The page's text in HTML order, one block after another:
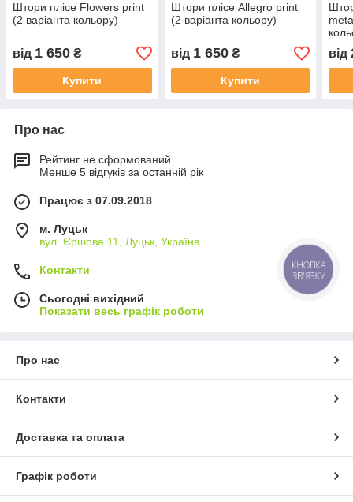
Штори плісе Flowers print
(2 варіанта кольору)
від 1 650 ₴
Купити
Штори плісе Аllegro print
(2 варіанта кольору)
від 1 650₴
Купити
від
Про нас
Рейтинг не сформований
Менше 5 відгуків за останній рік
Працює з 07.09.2018
м. Луцьк
вул. Єршова 11, Луцьк, Україна
Контакти
Сьогодні вихідний
Показати весь графік роботи
Про нас
Контакти
Доставка та оплата
Графік роботи
КНОПКА
ЗВ'ЯЗКУ